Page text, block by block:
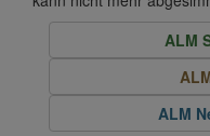
ALM
ALM